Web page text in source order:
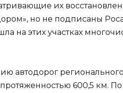
их
но не подписаны
на этих участках
автодорог
600,5 км.